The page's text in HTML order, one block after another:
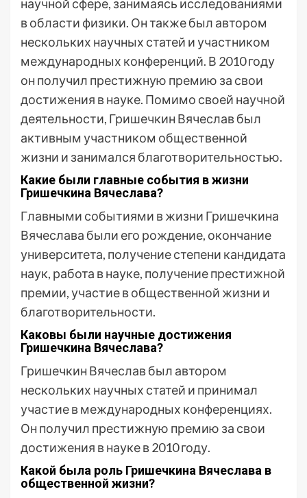
научной сфере, занимаясь исследованиями
в области физики. Он также был автором
нескольких научных статей и участником
международных конференций. В 2010 году
он получил престижную премию за свои
достижения в науке. Помимо своей научной
деятельности, Гришечкин Вячеслав был
активным участником общественной
жизни и занимался благотворительностью.
Какие были главные события в жизни
Гришечкина Вячеслава?
Главными событиями в жизни Гришечкина
Вячеслава были его рождение, окончание
университета, получение степени кандидата
наук, работа в науке, получение престижной
премии, участие в общественной жизни и
благотворительности.
Каковы были научные достижения
Гришечкина Вячеслава?
Гришечкин Вячеслав был автором
нескольких научных статей и принимал
участие в международных конференциях.
Он получил престижную премию за свои
достижения в науке в 2010 году.
Какой была роль Гришечкина Вячеслава в
общественной жизни?